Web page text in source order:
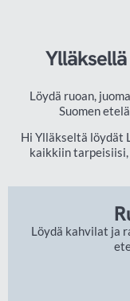
Löydä ruoan,
Suomen
Hi Ylläkseltä löydät
kaikkiin tarpeisiisi,
Löydä kahvilat ja